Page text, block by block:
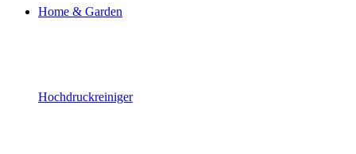
Home & Garden
Hochdruckreiniger